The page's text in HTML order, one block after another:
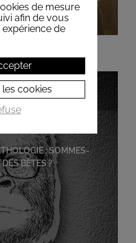
: SOMMES-
BÊTES ?
mars 2021
de mesure
afin de vous
de
cookies